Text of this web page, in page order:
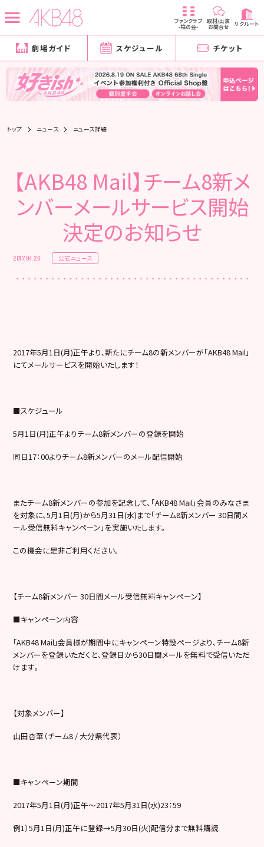
ファンクラブ
-柱の会-
取材/出演
お問合せ リクルート
劇場ガイド スケジュール チケット
トップ ニュース ニュース詳細
【AKB48 Mail】チーム8新メ
ンバーメールサービス開始
決定のお知らせ
2017.04.26 公式ニュース
2017年5月1日(月)正午より､新たにチーム8の新メンバーが「AKB48 Mail」
にてメールサービスを開始いたします！
■スケジュール
5月1日(月)正午よりチーム8新メンバーの登録を開始
同日17：00よりチーム8新メンバーのメール配信開始
またチーム8新メンバーの参加を記念して、「AKB48 Mail」会員のみなさま
を対象に、5月1日(月)から5月31日(水)まで「チーム8新メンバー 30日間メ
ール受信無料キャンペーン」を実施いたします。
この機会に是非ご利用ください。
【チーム8新メンバー 30日間メール受信無料キャンペーン】
■キャンペーン内容
｢AKB48 Mail｣会員様が期間中にキャンペーン特設ページより､チーム8新
メンバーを登録いただくと､登録日から30日間メールを無料で受信いただ
けます｡
【対象メンバー】
山田杏華（チーム8 / 大分県代表）
■キャンペーン期間
2017年5月1日(月)正午～2017年5月31日(水)23：59
例1）5月1日(月)正午に登録→5月30日(火)配信分まで無料購読